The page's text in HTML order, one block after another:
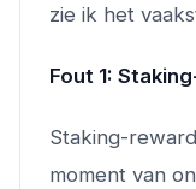
zie ik het
Fout 1:
Staking-
moment van